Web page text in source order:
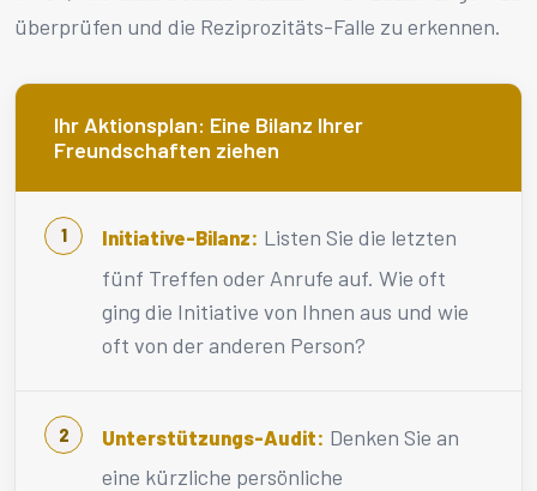
überprüfen und die Reziprozitäts-Falle zu erkennen.
Ihr Aktionsplan: Eine Bilanz Ihrer
Freundschaften ziehen
Initiative-Bilanz: Listen Sie die letzten
fünf Treffen oder Anrufe auf. Wie oft
ging die Initiative von Ihnen aus und wie
oft von der anderen Person?
Unterstützungs-Audit: Denken Sie an
eine kürzliche persönliche